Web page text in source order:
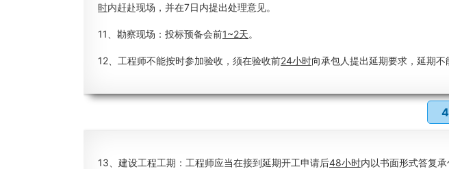
时内赶赴现场，并在7日内提出处理意见。
11、勘察现场：投标预备会前1~2天。
12、工程师不能按时参加验收，须在验收前24小时向承包人提出延期要求，延期不
13、建设工程工期：工程师应当在接到延期开工申请后48小时内以书面形式答复承